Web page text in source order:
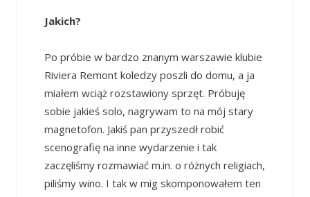
Jakich?
Po próbie w bardzo znanym warszawie klubie
Riviera Remont koledzy poszli do domu, a ja
miałem wciąż rozstawiony sprzęt. Próbuję
sobie jakieś solo, nagrywam to na mój stary
magnetofon. Jakiś pan przyszedł robić
scenografię na inne wydarzenie i tak
zaczęliśmy rozmawiać m.in. o różnych religiach,
piliśmy wino. I tak w mig skomponowałem ten